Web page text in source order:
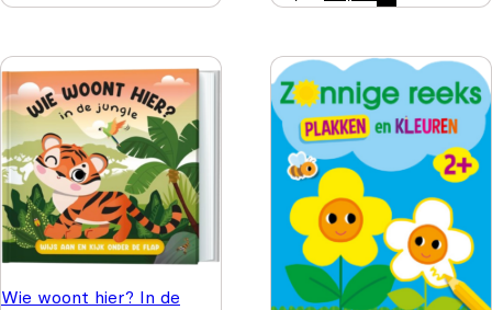
Wie woont hier? In de